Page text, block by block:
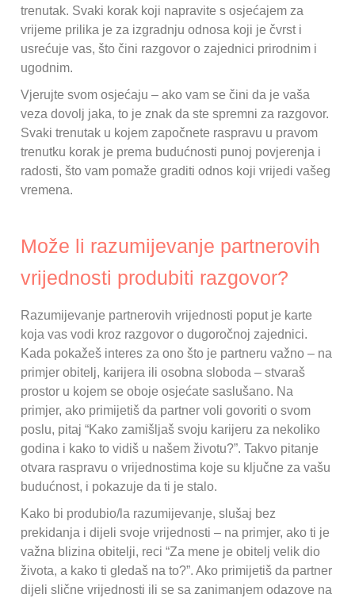
trenutak. Svaki korak koji napravite s osjećajem za
vrijeme prilika je za izgradnju odnosa koji je čvrst i
usrećuje vas, što čini razgovor o zajednici prirodnim i
ugodnim.
Vjerujte svom osjećaju – ako vam se čini da je vaša
veza dovolj jaka, to je znak da ste spremni za razgovor.
Svaki trenutak u kojem započnete raspravu u pravom
trenutku korak je prema budućnosti punoj povjerenja i
radosti, što vam pomaže graditi odnos koji vrijedi vašeg
vremena.
Može li razumijevanje partnerovih
vrijednosti produbiti razgovor?
Razumijevanje partnerovih vrijednosti poput je karte
koja vas vodi kroz razgovor o dugoročnoj zajednici.
Kada pokažeš interes za ono što je partneru važno – na
primjer obitelj, karijera ili osobna sloboda – stvaraš
prostor u kojem se oboje osjećate saslušano. Na
primjer, ako primijetiš da partner voli govoriti o svom
poslu, pitaj “Kako zamišljaš svoju karijeru za nekoliko
godina i kako to vidiš u našem životu?”. Takvo pitanje
otvara raspravu o vrijednostima koje su ključne za vašu
budućnost, i pokazuje da ti je stalo.
Kako bi produbio/la razumijevanje, slušaj bez
prekidanja i dijeli svoje vrijednosti – na primjer, ako ti je
važna blizina obitelji, reci “Za mene je obitelj velik dio
života, a kako ti gledaš na to?”. Ako primijetiš da partner
dijeli slične vrijednosti ili se sa zanimanjem odazove na